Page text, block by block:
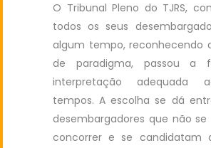
O Tribunal Pleno do TJRS,
todos os seus
algum tempo, reconhecendo
de paradigma, passou a
interpretação adequada
tempos. A escolha se dá
desembargadores que não
concorrer e se candidatam